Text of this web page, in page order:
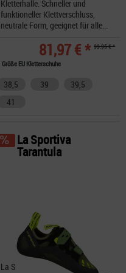
Kletterhalle. Schneller und
funktioneller Klettverschluss,
neutrale Form, geeignet für alle...
81,97 € * 99,95 € *
Größe EU Kletterschuhe
38,5 39
39,5
41
La Sportiva Tarantula in der
La Sportiva
Tarantula